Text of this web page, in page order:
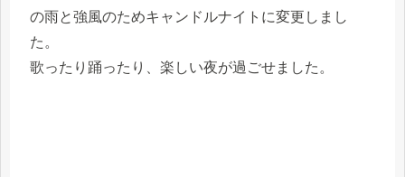
の雨と強風のためキャンドルナイトに変更しまし
た。
歌ったり踊ったり、楽しい夜が過ごせました。